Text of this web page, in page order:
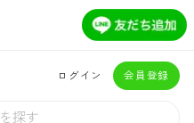
ログイン 会員登録
探す